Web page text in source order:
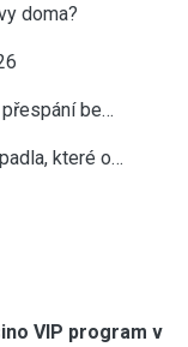
doma?
be…
které o…
VIP program v